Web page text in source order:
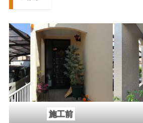
施工前